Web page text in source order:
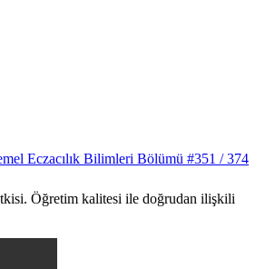
Eczacılık Bilimleri Bölümü #351 / 374
Öğretim kalitesi ile doğrudan ilişkili